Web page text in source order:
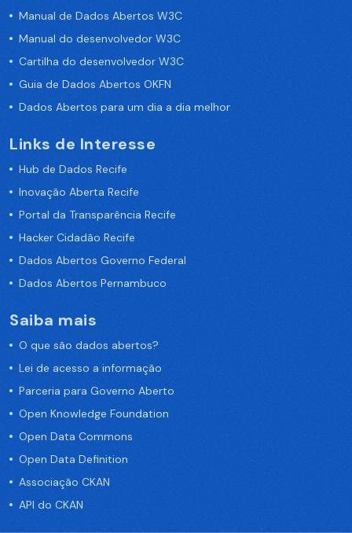
Manual de Dados Abertos W3C
Manual do desenvolvedor W3C
Cartilha do desenvolvedor W3C
Guia de Dados Abertos OKFN
Dados Abertos para um dia a dia melhor
Links de Interesse
Hub de Dados Recife
Inovação Aberta Recife
Portal da Transparência Recife
Hacker Cidadão Recife
Dados Abertos Governo Federal
Dados Abertos Pernambuco
Saiba mais
O que são dados abertos?
Lei de acesso a informação
Parceria para Governo Aberto
Open Knowledge Foundation
Open Data Commons
Open Data Definition
Associação CKAN
API do CKAN